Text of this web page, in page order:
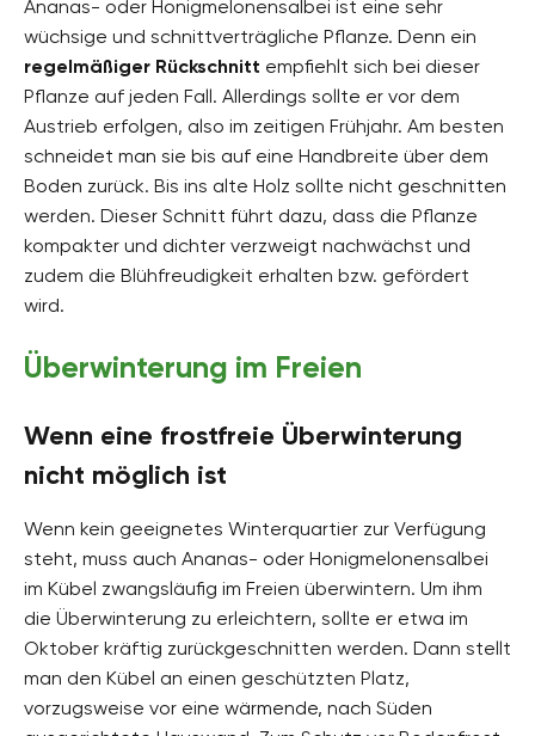
Ananas- oder Honigmelonensalbei ist eine sehr
wüchsige und schnittverträgliche Pflanze. Denn ein
regelmäßiger Rückschnitt empfiehlt sich bei dieser
Pflanze auf jeden Fall. Allerdings sollte er vor dem
Austrieb erfolgen, also im zeitigen Frühjahr. Am besten
schneidet man sie bis auf eine Handbreite über dem
Boden zurück. Bis ins alte Holz sollte nicht geschnitten
werden. Dieser Schnitt führt dazu, dass die Pflanze
kompakter und dichter verzweigt nachwächst und
zudem die Blühfreudigkeit erhalten bzw. gefördert
wird.
Überwinterung im Freien
Wenn eine frostfreie Überwinterung
nicht möglich ist
Wenn kein geeignetes Winterquartier zur Verfügung
steht, muss auch Ananas- oder Honigmelonensalbei
im Kübel zwangsläufig im Freien überwintern. Um ihm
die Überwinterung zu erleichtern, sollte er etwa im
Oktober kräftig zurückgeschnitten werden. Dann stellt
man den Kübel an einen geschützten Platz,
vorzugsweise vor eine wärmende, nach Süden